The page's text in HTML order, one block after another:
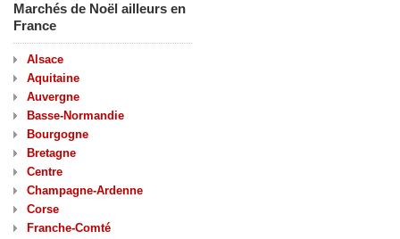
Marchés de Noël ailleurs en
France
Alsace
Aquitaine
Auvergne
Basse-Normandie
Bourgogne
Bretagne
Centre
Champagne-Ardenne
Corse
Franche-Comté